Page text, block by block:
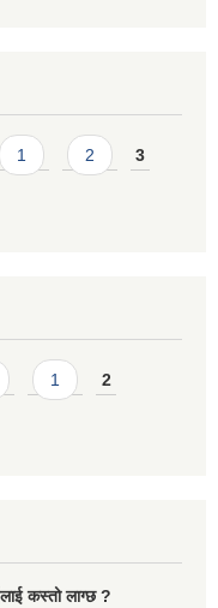
1 2 3
1 2
कस्तो लाग्छ ?